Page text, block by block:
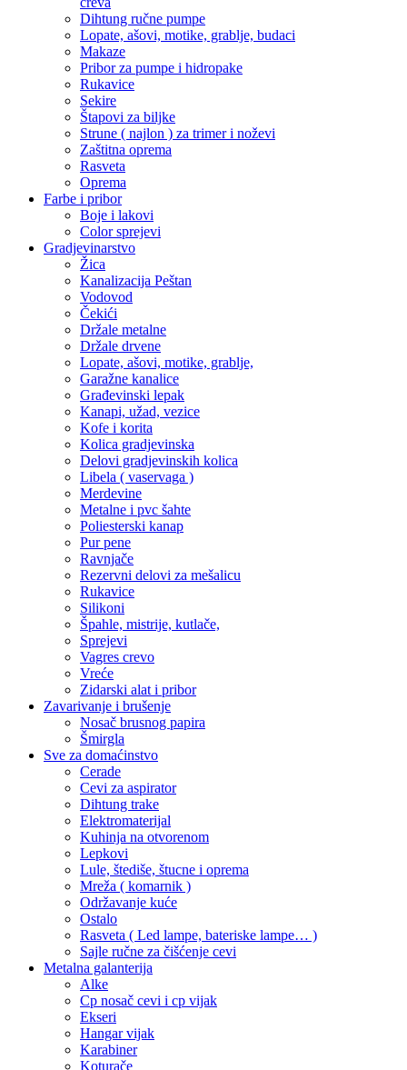
Dihtung ručne pumpe
Lopate, ašovi, motike, grablje, budaci
Makaze
Pribor za pumpe i hidropake
Rukavice
Sekire
Štapovi za biljke
Strune ( najlon ) za trimer i noževi
Zaštitna oprema
Rasveta
Oprema
Farbe i pribor
Boje i lakovi
Color sprejevi
Gradjevinarstvo
Žica
Kanalizacija Peštan
Vodovod
Čekići
Držale metalne
Držale drvene
Lopate, ašovi, motike, grablje,
Garažne kanalice
Građevinski lepak
Kanapi, užad, vezice
Kofe i korita
Kolica gradjevinska
Delovi gradjevinskih kolica
Libela ( vaservaga )
Merdevine
Metalne i pvc šahte
Poliesterski kanap
Pur pene
Ravnjače
Rezervni delovi za mešalicu
Rukavice
Silikoni
Špahle, mistrije, kutlače,
Sprejevi
Vagres crevo
Vreće
Zidarski alat i pribor
Zavarivanje i brušenje
Nosač brusnog papira
Šmirgla
Sve za domaćinstvo
Cerade
Cevi za aspirator
Dihtung trake
Elektromaterijal
Kuhinja na otvorenom
Lepkovi
Lule, štediše, štucne i oprema
Mreža ( komarnik )
Održavanje kuće
Ostalo
Rasveta ( Led lampe, bateriske lampe… )
Sajle ručne za čišćenje cevi
Metalna galanterija
Alke
Cp nosač cevi i cp vijak
Ekseri
Hangar vijak
Karabiner
Koturače